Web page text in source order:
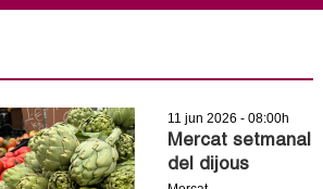
e
a
11 jun 2026 - 08:00h
Mercat setmanal
del dijous